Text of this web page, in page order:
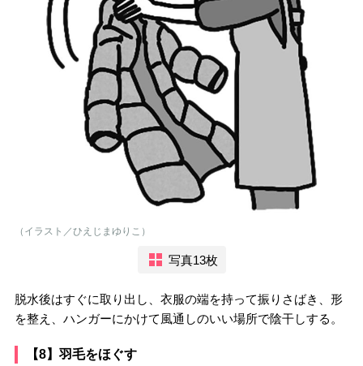
（イラスト／ひえじまゆりこ）
写真13枚
脱水後はすぐに取り出し、衣服の端を持って振りさばき、形
を整え、ハンガーにかけて風通しのいい場所で陰干しする。
【8】羽毛をほぐす